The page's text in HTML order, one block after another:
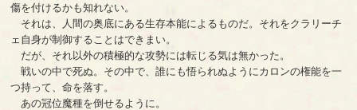
傷を付けるかも知れない。
それは、人間の奥底にある生存本能によるものだ。それをクラリーチ
ェ自身が制御することはできまい。
だが、それ以外の積極的な攻勢には転じる気は無かった。
戦いの中で死ぬ。その中で、誰にも悟られぬようにカロンの権能を一
つ持って、命を落す。
あの冠位魔種を倒せるように。